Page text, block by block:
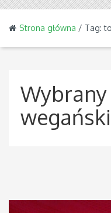
Strona główna / Tag:
Wybrany
wegański